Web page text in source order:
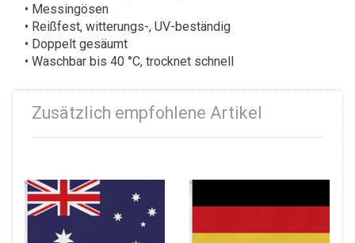
• Messingösen
• Reißfest, witterungs-, UV-beständig
• Doppelt gesäumt
• Waschbar bis 40 °C, trocknet schnell
Zusätzlich empfohlene Artikel